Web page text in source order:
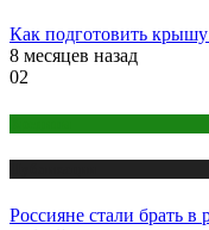
Как подготовить
8 месяцев назад
02
Россияне стали брать в